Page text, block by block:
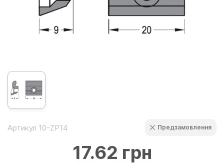
Артикул 10-ZP14 Предзамовлення
17.62 грн